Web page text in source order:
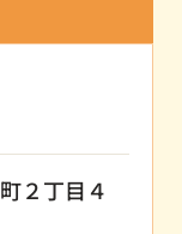
２丁目４